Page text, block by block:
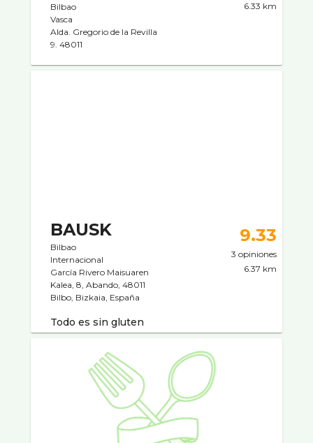
Bilbao
Vasca
Alda. Gregorio de la Revilla
9. 48011
6.33 km
BAUSK
Bilbao
Internacional
García Rivero Maisuaren
Kalea, 8, Abando, 48011
Bilbo, Bizkaia, España
9.33
3 opiniones
6.37 km
Todo es sin gluten